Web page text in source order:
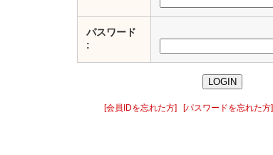
パスワード
:
[会員IDを忘れた方] [パスワードを忘れた方]